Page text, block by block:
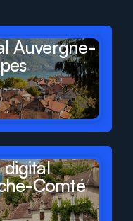
Auvergne-
digital
Comté